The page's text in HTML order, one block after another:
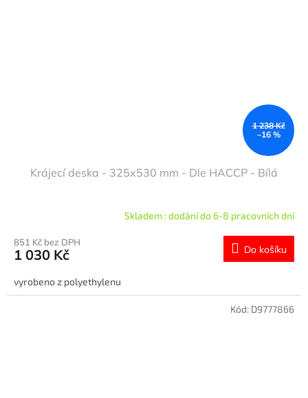
1 238 Kč
–16 %
Krájecí deska - 325x530 mm - Dle HACCP - Bílá
Skladem : dodání do 6-8 pracovních dní
851 Kč bez DPH
1 030 Kč Do košíku
vyrobeno z polyethylenu
Kód: D9777866